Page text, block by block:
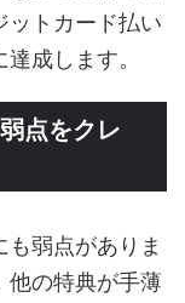
ットカード払い
成します。
点をクレ
も弱点がありま
他の特典が手薄